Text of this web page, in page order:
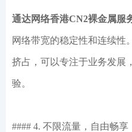
通达网络香港CN2裸金属服
网络带宽的稳定性和连续性
挤占，可以专注于业务发展
验。
#### 4. 不限流量，自由畅享